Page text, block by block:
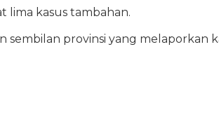
lima kasus tambahan.
sembilan provinsi yang melaporkan